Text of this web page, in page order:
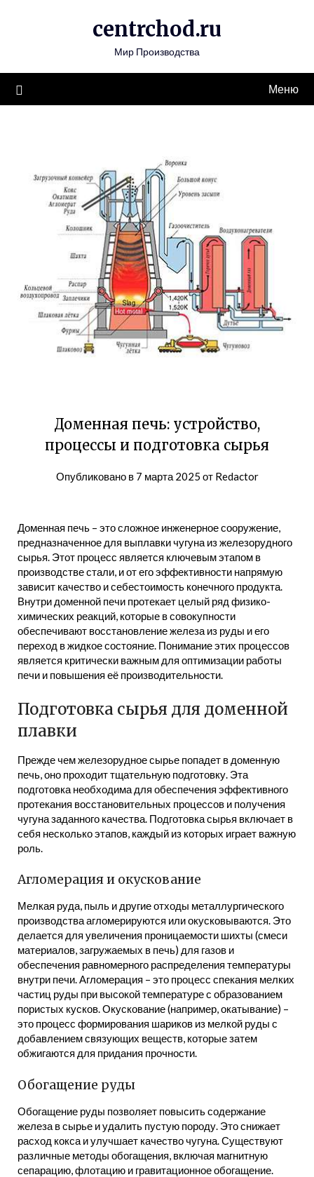
centrchod.ru
Мир Производства
Меню
Доменная печь: устройство,
процессы и подготовка сырья
Опубликовано в 7 марта 2025 от Redactor
Доменная печь – это сложное инженерное сооружение,
предназначенное для выплавки чугуна из железорудного
сырья. Этот процесс является ключевым этапом в
производстве стали, и от его эффективности напрямую
зависит качество и себестоимость конечного продукта.
Внутри доменной печи протекает целый ряд физико-
химических реакций, которые в совокупности
обеспечивают восстановление железа из руды и его
переход в жидкое состояние. Понимание этих процессов
является критически важным для оптимизации работы
печи и повышения её производительности.
Подготовка сырья для доменной
плавки
Прежде чем железорудное сырье попадет в доменную
печь, оно проходит тщательную подготовку. Эта
подготовка необходима для обеспечения эффективного
протекания восстановительных процессов и получения
чугуна заданного качества. Подготовка сырья включает в
себя несколько этапов, каждый из которых играет важную
роль.
Агломерация и окускование
Мелкая руда, пыль и другие отходы металлургического
производства агломерируются или окусковываются. Это
делается для увеличения проницаемости шихты (смеси
материалов, загружаемых в печь) для газов и
обеспечения равномерного распределения температуры
внутри печи. Агломерация – это процесс спекания мелких
частиц руды при высокой температуре с образованием
пористых кусков. Окускование (например, окатывание) –
это процесс формирования шариков из мелкой руды с
добавлением связующих веществ, которые затем
обжигаются для придания прочности.
Обогащение руды
Обогащение руды позволяет повысить содержание
железа в сырье и удалить пустую породу. Это снижает
расход кокса и улучшает качество чугуна. Существуют
различные методы обогащения, включая магнитную
сепарацию, флотацию и гравитационное обогащение.